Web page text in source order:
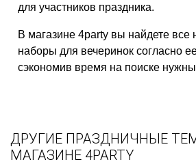
для участников праздника.
В магазине 4party вы найдете все
наборы для вечеринок согласно
сэкономив время на поиске
ДРУГИЕ ПРАЗДНИЧНЫЕ
МАГАЗИНЕ 4PARTY